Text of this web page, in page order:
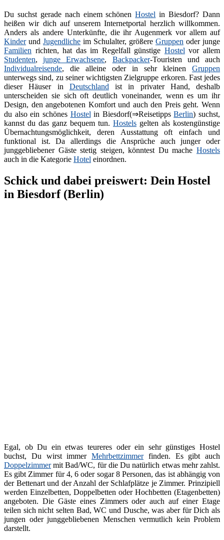
Du suchst gerade nach einem schönenHostel in Biesdorf? Dann
heißen wir dich auf unserem Internetportal herzlich willkommen.
Anders als andere Unterkünfte, die ihr Augenmerk vor allem auf
Kinderund Jugendliche im Schulalter, größere Gruppen oder junge
Familien richten, hat das im Regelfall günstige Hostel vor allem
Studenten,junge Erwachsene, Backpacker-Touristen und auch
Individualreisende, die alleine oder in sehr kleinen Gruppen
unterwegs sind, zu seiner wichtigsten Zielgruppe erkoren. Fast jedes
dieser Häuser in Deutschland ist in privater Hand, deshalb
unterscheiden sie sich oft deutlich voneinander, wenn es um ihr
Design, den angebotenen Komfort und auch den Preis geht. Wenn
du also ein schönes Hostel in Biesdorf(⇒ReisetippsBerlin) suchst,
kannst du das ganz bequem tun. Hostels gelten als kostengünstige
Übernachtungsmöglichkeit, deren Ausstattung oft einfach und
funktional ist. Da allerdings die Ansprüche auch junger oder
junggebliebener Gäste stetig steigen, könntest Du mache Hostels
auch in die Kategorie Hotel einordnen.
Schick und dabei preiswert: Dein Hostel
in Biesdorf (Berlin)
Egal, ob Du ein etwas teureres oder ein sehr günstiges Hostel
buchst, Du wirst immer Mehrbettzimmerfinden. Es gibt auch
Doppelzimmermit Bad/WC, für die Du natürlich etwas mehr zahlst.
Es gibt Zimmer für 4, 6 oder sogar 8 Personen, das ist abhängig von
der Bettenart und der Anzahl der Schlafplätze je Zimmer. Prinzipiell
werden Einzelbetten, Doppelbetten oder Hochbetten (Etagenbetten)
angeboten. Die Gäste eines Zimmers oder auch auf einer Etage
teilen sich nicht selten Bad, WC und Dusche, was aber für Dich als
jungen oder junggebliebenen Menschen vermutlich kein Problem
darstellt.